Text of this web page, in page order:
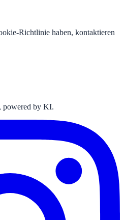
Richtlinie haben, kontaktieren
powered by KI.